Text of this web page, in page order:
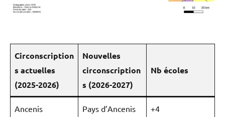
Circonscription
s actuelles
(2025-2026)
Nouvelles
circonscription
s (2026-2027)
Nb écoles
Ancenis Pays d’Ancenis +4